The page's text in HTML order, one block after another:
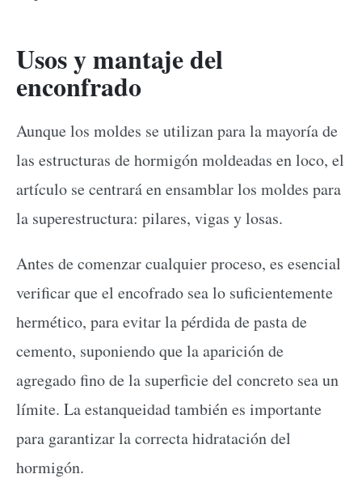
Usos y mantaje del
enconfrado
Aunque los moldes se utilizan para la mayoría de
las estructuras de hormigón moldeadas en loco, el
artículo se centrará en ensamblar los moldes para
la superestructura: pilares, vigas y losas.
Antes de comenzar cualquier proceso, es esencial
verificar que el encofrado sea lo suficientemente
hermético, para evitar la pérdida de pasta de
cemento, suponiendo que la aparición de
agregado fino de la superficie del concreto sea un
límite. La estanqueidad también es importante
para garantizar la correcta hidratación del
hormigón.